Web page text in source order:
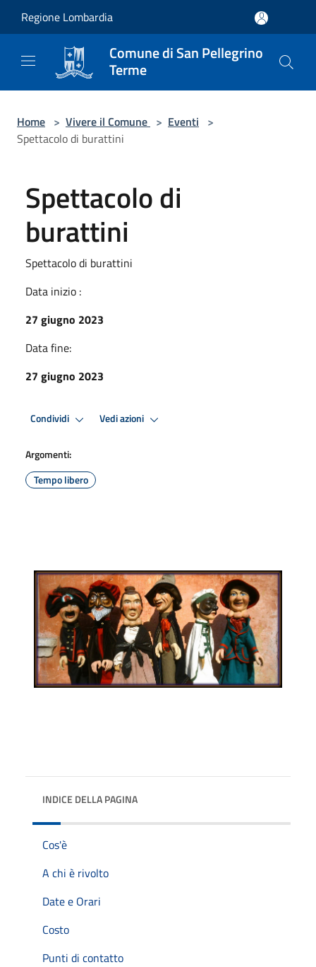
Regione Lombardia
Comune di San Pellegrino
Terme
Home > Vivere il Comune > Eventi >
Spettacolo di burattini
Spettacolo di
burattini
Spettacolo di burattini
Data inizio :
27 giugno 2023
Data fine:
27 giugno 2023
Condividi Vedi azioni
Argomenti:
Tempo libero
INDICE DELLA PAGINA
Cos'è
A chi è rivolto
Date e Orari
Costo
Punti di contatto